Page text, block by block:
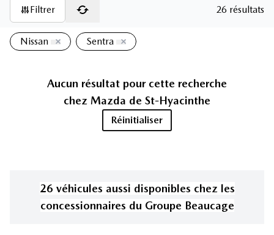
Filtrer 26 résultats
Nissan Sentra
Aucun résultat pour cette recherche
chez Mazda de St-Hyacinthe
Réinitialiser
26 véhicules aussi disponibles chez les
concessionnaires du Groupe Beaucage